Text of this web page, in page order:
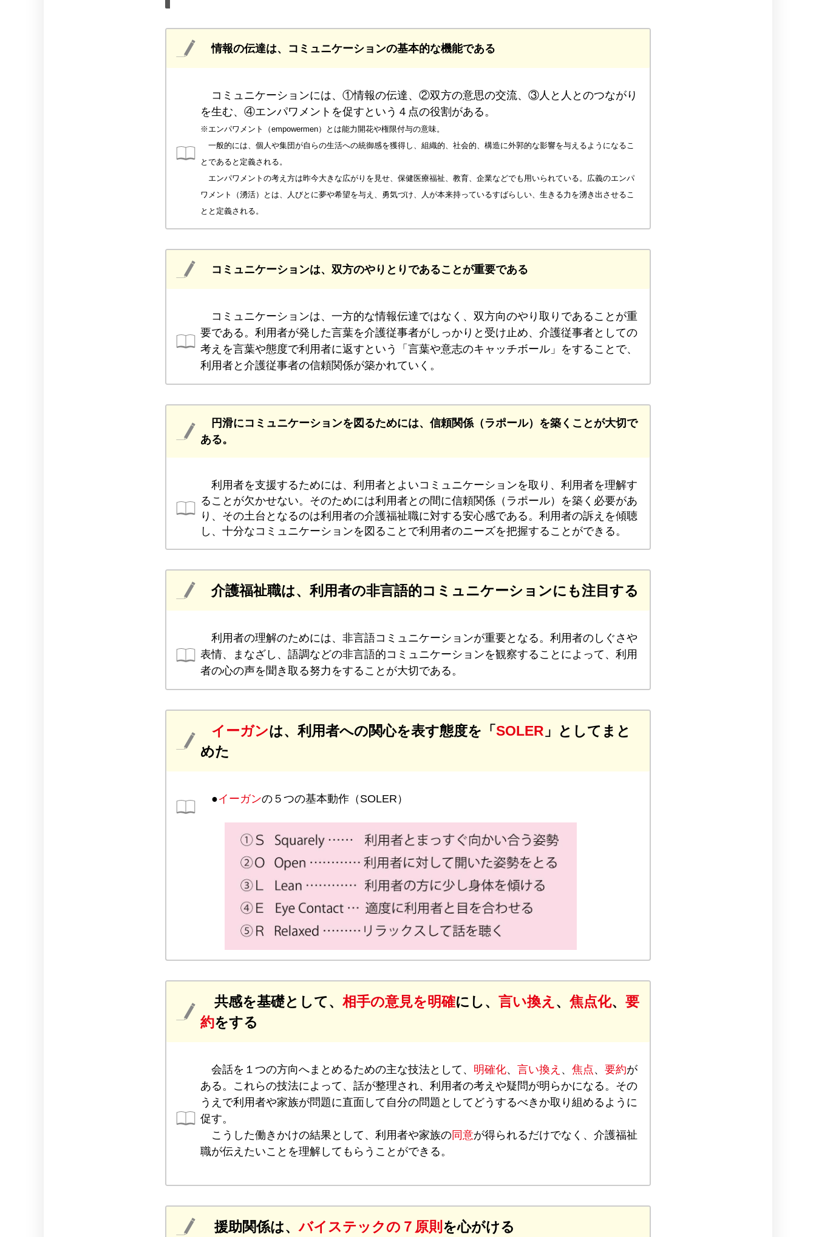
情報の伝達は、コミュニケーションの基本的な機能である
コミュニケーションには、①情報の伝達、②双方の意思の交流、③人と人とのつながり
を生む、④エンパワメントを促すという４点の役割がある。
※エンパワメント（empowermen）とは能力開花や権限付与の意味。
一般的には、個人や集団が自らの生活への統御感を獲得し、組織的、社会的、構造に外郭的な影響を与えるようになるこ
とであると定義される。
エンパワメントの考え方は昨今大きな広がりを見せ、保健医療福祉、教育、企業などでも用いられている。広義のエンパ
ワメント（湧活）とは、人びとに夢や希望を与え、勇気づけ、人が本来持っているすばらしい、生きる力を湧き出させるこ
とと定義される。
コミュニケーションは、双方のやりとりであることが重要である
コミュニケーションは、一方的な情報伝達ではなく、双方向のやり取りであることが重
要である。利用者が発した言葉を介護従事者がしっかりと受け止め、介護従事者としての
考えを言葉や態度で利用者に返すという「言葉や意志のキャッチボール」をすることで、
利用者と介護従事者の信頼関係が築かれていく。
円滑にコミュニケーションを図るためには、信頼関係（ラポール）を築くことが大切で
ある。
利用者を支援するためには、利用者とよいコミュニケーションを取り、利用者を理解す
ることが欠かせない。そのためには利用者との間に信頼関係（ラポール）を築く必要があ
り、その土台となるのは利用者の介護福祉職に対する安心感である。利用者の訴えを傾聴
し、十分なコミュニケーションを図ることで利用者のニーズを把握することができる。
介護福祉職は、利用者の非言語的コミュニケーションにも注目する
利用者の理解のためには、非言語コミュニケーションが重要となる。利用者のしぐさや
表情、まなざし、語調などの非言語的コミュニケーションを観察することによって、利用
者の心の声を聞き取る努力をすることが大切である。
イーガンは、利用者への関心を表す態度を「SOLER 」としてまと
めた
●イーガンの５つの基本動作（SOLER）
共感を基礎として、 相手の意見を明確にし、 言い換え 、 焦点化、 要
約をする
会話を１つの方向へまとめるための主な技法として、 明確化、 言い換え 、 焦点、 要約が
ある。これらの技法によって、話が整理され、利用者の考えや疑問が明らかになる。その
うえで利用者や家族が問題に直面して自分の問題としてどうするべきか取り組めるように
促す。
こうした働きかけの結果として、利用者や家族の同意が得られるだけでなく、介護福祉
職が伝えたいことを理解してもらうことができる。
援助関係は、バイステックの７原則 を心がける